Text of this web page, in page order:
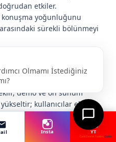
etkiler.
yoğunluğunu
sürekli bölünmeyi
ve kayıt altına alınabilir bir
demo ve ön sunum
kullanıcılar ekrana,
planlama, kod inceleme
Insta YT
Canlı Destek YazılımıChatio